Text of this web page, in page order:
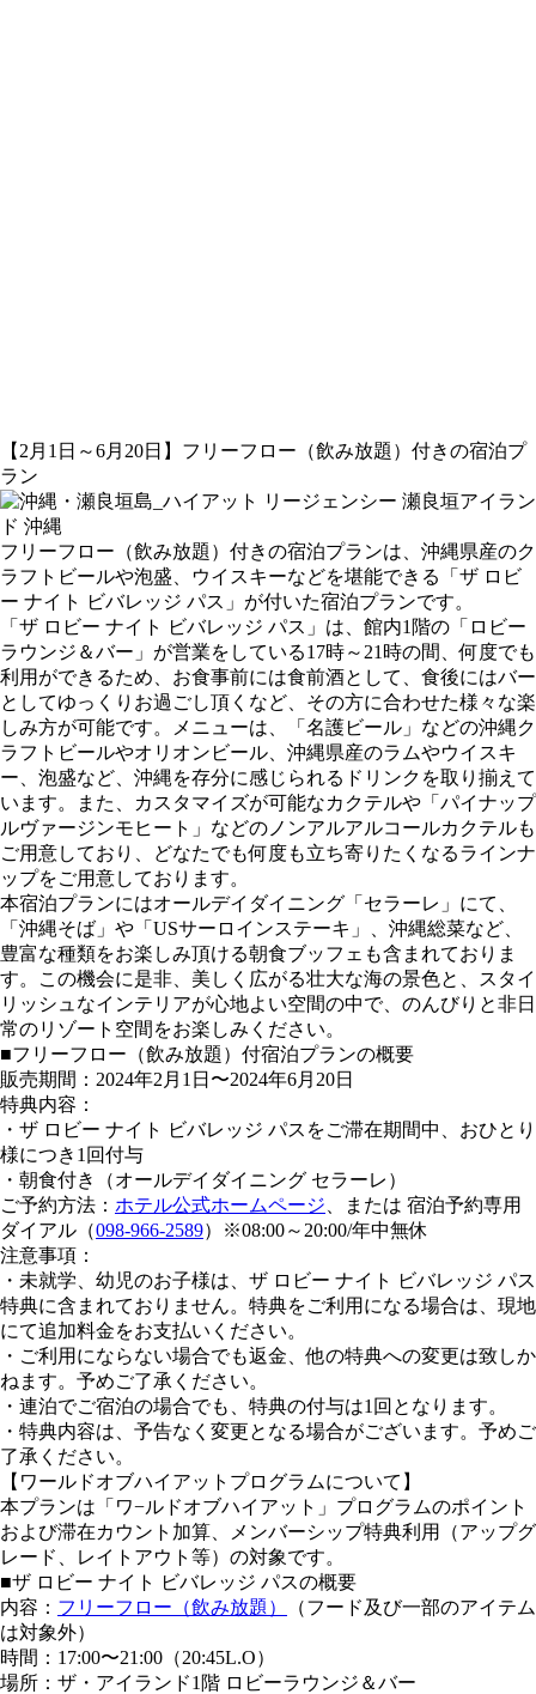
【2月1日～6月20日】フリーフロー（飲み放題）付きの宿泊プ
ラン
フリーフロー（飲み放題）付きの宿泊プランは、沖縄県産のク
ラフトビールや泡盛、ウイスキーなどを堪能できる「ザ ロビ
ー ナイト ビバレッジ パス」が付いた宿泊プランです。
「ザ ロビー ナイト ビバレッジ パス」は、館内1階の「ロビー
ラウンジ＆バー」が営業をしている17時～21時の間、何度でも
利用ができるため、お食事前には食前酒として、食後にはバー
としてゆっくりお過ごし頂くなど、その方に合わせた様々な楽
しみ方が可能です。メニューは、「名護ビール」などの沖縄ク
ラフトビールやオリオンビール、沖縄県産のラムやウイスキ
ー、泡盛など、沖縄を存分に感じられるドリンクを取り揃えて
います。また、カスタマイズが可能なカクテルや「パイナップ
ルヴァージンモヒート」などのノンアルアルコールカクテルも
ご用意しており、どなたでも何度も立ち寄りたくなるラインナ
ップをご用意しております。
本宿泊プランにはオールデイダイニング「セラーレ」にて、
「沖縄そば」や「USサーロインステーキ」、沖縄総菜など、
豊富な種類をお楽しみ頂ける朝食ブッフェも含まれておりま
す。この機会に是非、美しく広がる壮大な海の景色と、スタイ
リッシュなインテリアが心地よい空間の中で、のんびりと非日
常のリゾート空間をお楽しみください。
■フリーフロー（飲み放題）付宿泊プランの概要
販売期間：2024年2月1日〜2024年6月20日
特典内容：
・ザ ロビー ナイト ビバレッジ パスをご滞在期間中、おひとり
様につき1回付与
・朝食付き（オールデイダイニング セラーレ）
ご予約方法： ホテル公式ホームページ 、または 宿泊予約専用
ダイアル（098-966-2589）※08:00～20:00/年中無休
注意事項：
・未就学、幼児のお子様は、ザ ロビー ナイト ビバレッジ パス
特典に含まれておりません。特典をご利用になる場合は、現地
にて追加料金をお支払いください。
・ご利用にならない場合でも返金、他の特典への変更は致しか
ねます。予めご了承ください。
・連泊でご宿泊の場合でも、特典の付与は1回となります。
・特典内容は、予告なく変更となる場合がございます。予めご
了承ください。
【ワールドオブハイアットプログラムについて】
本プランは「ワ−ルドオブハイアット」プログラムのポイント
および滞在カウント加算、メンバーシップ特典利用（アップグ
レード、レイトアウト等）の対象です。
■ザ ロビー ナイト ビバレッジ パスの概要
内容： フリーフロー（飲み放題）
（フード及び一部のアイテム
は対象外）
時間：17:00〜21:00（20:45L.O）
場所：ザ・アイランド1階 ロビーラウンジ＆バー